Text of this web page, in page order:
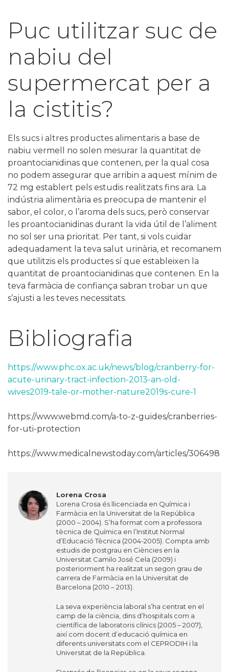
Puc utilitzar suc de
nabiu del
supermercat per a
la cistitis?
Els sucs i altres productes alimentaris a base de
nabiu vermell no solen mesurar la quantitat de
proantocianidinas que contenen, per la qual cosa
no podem assegurar que arribin a aquest mínim de
72 mg establert pels estudis realitzats fins ara. La
indústria alimentària es preocupa de mantenir el
sabor, el color, o l’aroma dels sucs, però conservar
les proantocianidinas durant la vida útil de l’aliment
no sol ser una prioritat. Per tant, si vols cuidar
adequadament la teva salut urinària, et recomanem
que utilitzis els productes sí que estableixen la
quantitat de proantocianidinas que contenen. En la
teva farmàcia de confiança sabran trobar un que
s’ajusti a les teves necessitats.
Bibliografia
https://www.phc.ox.ac.uk/news/blog/cranberry-for-
acute-urinary-tract-infection-2013-an-old-
wives2019-tale-or-mother-nature2019s-cure-1
https://www.webmd.com/a-to-z-guides/cranberries-
for-uti-protection
https://www.medicalnewstoday.com/articles/306498
Lorena Crosa
Lorena Crosa és llicenciada en Química i
Farmàcia en la Universitat de la República
(2000 – 2004). S’ha format com a professora
tècnica de Química en l’Institut Normal
d’Educació Tècnica (2004-2005). Compta amb
estudis de postgrau en Ciències en la
Universitat Camilo José Cela (2009) i
posteriorment ha realitzat un segon grau de
carrera de Farmàcia en la Universitat de
Barcelona (2010 – 2013).
La seva experiència laboral s’ha centrat en el
camp de la ciència, dins d’hospitals com a
científica de laboratoris clínics (2005 – 2007),
així com docent d’educació química en
diferents universitats com el CEPRODIH i la
Universitat de la República.